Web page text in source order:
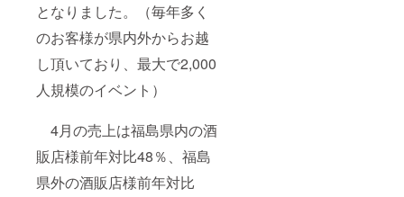
となりました。（毎年多く
のお客様が県内外からお越
し頂いており、最大で2,000
人規模のイベント）
4月の売上は福島県内の酒
販店様前年対比48％、福島
県外の酒販店様前年対比